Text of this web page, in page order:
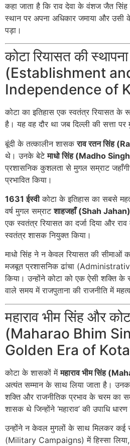
कहा जाता है कि राव देवा के वंशज जैत सिंह
स्थान पर अपना अधिकार जमाया और उसी
पड़ा।
कोटा रियासत की
(Establishment
Independence of
कोटा का इतिहास एक स्वतंत्र रियासत के
है। यह वह दौर था जब दिल्ली की सत्ता पर
बूंदी के तत्कालीन शासकराव रतन सिंह
थे। उनके बेटेमाधो सिंह (Madho
प्रशासनिक कुशलता से मुगल सम्राट
प्रभावित किया।
1631 ईस्वीकोटा के इतिहास का सबसे
वर्ष मुगल सम्राटशाहजहाँ (Shah Jahan)
एक स्वतंत्र रियासत का दर्जा दिया और
स्वतंत्र शासक नियुक्त किया।
माधो सिंह ने न केवल रियासत की सीमाओं
मजबूत प्रशासनिक ढांचा
किया। उन्होंने कोटा को एक ऐसी शक्ति
वाले समय में राजपुताना की राजनीति में
महाराव भीम सिंह और
(Maharao Bhim
Golden Era of
कोटा के शासकों मेंमहाराव भीम सिंह
अत्यंत सम्मान के साथ लिया जाता है।
शक्ति और राजनीतिक प्रभाव के चरम का
शासक थे जिन्होंने ‘महाराव’ की उपाधि
उन्होंने न केवल मुगलों के साथ मिलकर कई
(Military Campaigns) में हिस्सा लिया,